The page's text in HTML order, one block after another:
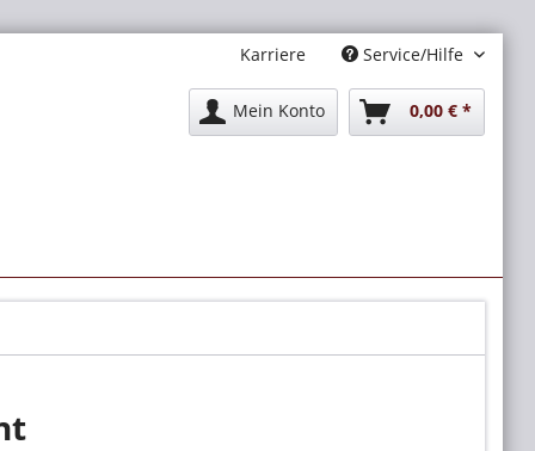
Karriere Service/Hilfe
Mein Konto 0,00 € *